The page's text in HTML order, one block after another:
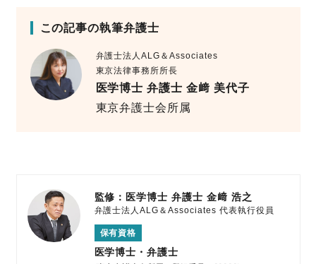
この記事の執筆弁護士
弁護士法人ALG＆Associates
東京法律事務所所長
医学博士 弁護士 金﨑 美代子
東京弁護士会所属
監修：医学博士 弁護士金﨑 浩之
弁護士法人ALG＆Associates 代表執行役員
保有資格
医学博士・弁護士